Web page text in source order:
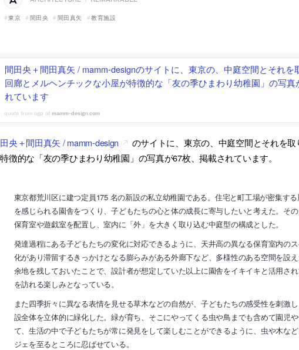
東京 間田央 間田真矢 教育施設
間田央＋間田真矢 / mamm-designのサイトに、東京の、中庭空間とそれを
回廊とメルヘンチックな小屋が特徴的な「友の季ひまわり幼稚園」の写真
れています
mamm-design.com
央＋間田真矢 / mamm-design
のサイトに、東京の、中庭空間とそれを
徴的な「友の季ひまわり幼稚園」の写真が67枚、掲載されています。
東京都荒川区に建つ定員175 名の新設の私立幼稚園である。住宅と町工場が密集す
を感じられる園舎をつくり、子どもたちの心と体の成長に寄与したいと考えた。そ
保育室や遊戯室を配置し、室内に「外」を大きく取り込む中庭型の構成とした。
発達過程にある子どもたちの変化に対応できるように、天井高の異なる保育室内の
化があり滞留するきっかけとなる膨らみがある外廊下など、多様性のある空間を設
余地を残しておいたことで、設計者が想定していた以上に園舎をイキイキと活用さ
を訪れる楽しみとなっている。
また四季折々に異なる表情を見せる草木などの自然が、子どもたちの感受性を刺激
設全体を立体的に緑化した。緑が育ち、そこにやってくる虫や鳥までも含めて園児
て、生活の中で子どもたちが常に発見をして楽しむことができるように、虫や木な
ジェを至るところに忍ばせている。